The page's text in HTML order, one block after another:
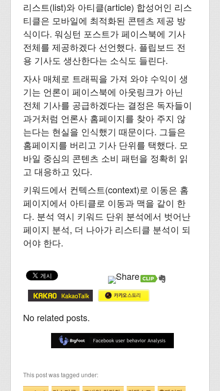
리스트(list)와 아티클(article) 합성어인 리스
티클은 모바일에 최적화된 콘텐츠 제공 방
식이다. 워싱턴 포스트가 페이스북에 기사
전체를 제공하겠다 선언했다. 플립보드 전
용 기사도 생산한다는 소식도 들린다.
자사 매체로 트래픽을 가져 와야 수익이 생
기는 언론이 페이스북에 아웃링크가 아닌
전체 기사를 공급하겠다는 결정은 독자들이
과거처럼 언론사 홈페이지를 찾아 주지 않
는다는 현실을 인식했기 때문이다. 그들은
홈페이지를 버리고 기사 단위를 택했다. 모
바일 중심의 콘텐츠 소비 패턴을 정확히 읽
고 대응하고 있다.
키워드에서 컨텍스트(context)로 이동은 홈
페이지에서 아티클로 이동과 맥을 같이 한
다. 분석 역시 키워드 단위 분석에서 벗어난
페이지 분석, 더 나아가 리스티클 분석이 되
어야 한다.
No related posts.
This post was tagged under: